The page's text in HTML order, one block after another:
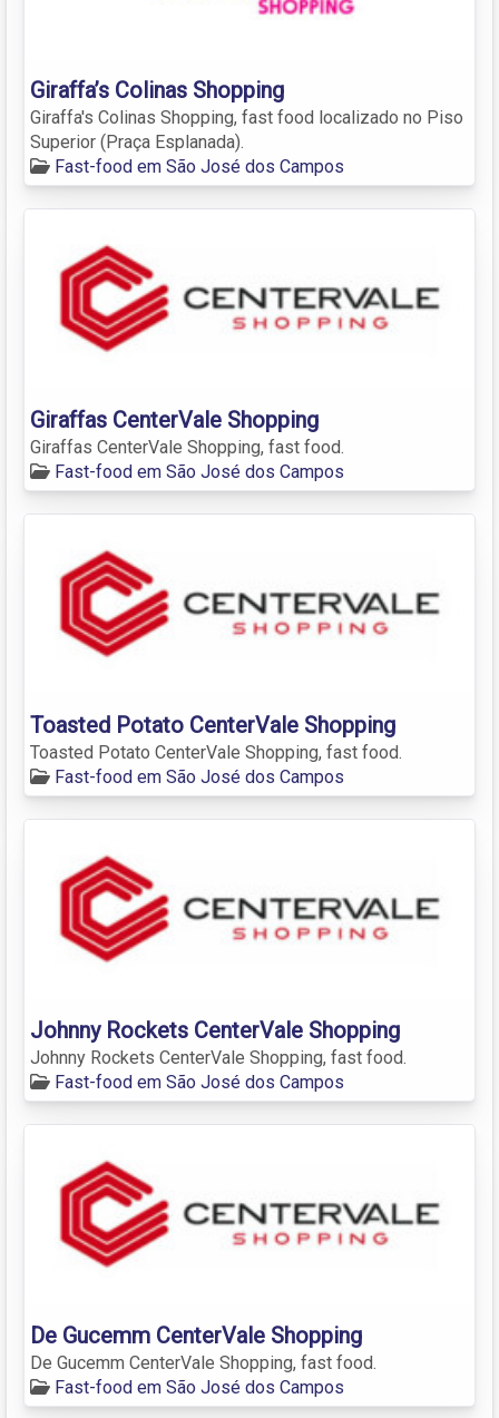
Giraffa’s Colinas Shopping
Giraffa's Colinas Shopping, fast food localizado no Piso
Superior (Praça Esplanada).
Fast-food em São José dos Campos
Giraffas CenterVale Shopping
Giraffas CenterVale Shopping, fast food.
Fast-food em São José dos Campos
Toasted Potato CenterVale Shopping
Toasted Potato CenterVale Shopping, fast food.
Fast-food em São José dos Campos
Johnny Rockets CenterVale Shopping
Johnny Rockets CenterVale Shopping, fast food.
Fast-food em São José dos Campos
De Gucemm CenterVale Shopping
De Gucemm CenterVale Shopping, fast food.
Fast-food em São José dos Campos